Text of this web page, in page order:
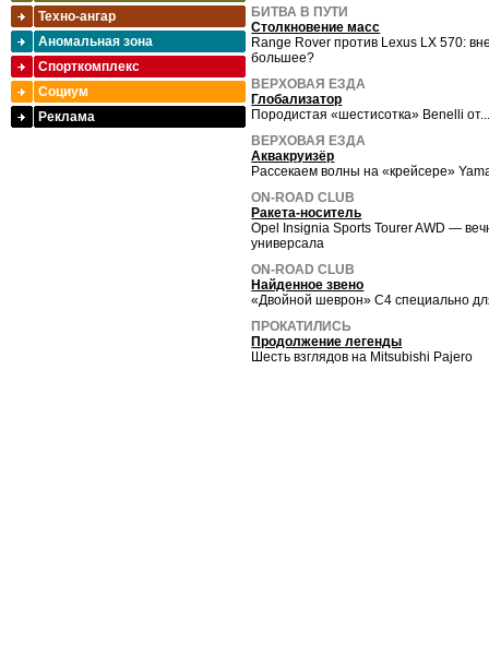
БИТВА В ПУТИ
Столкновение масс
Range Rover против Lexus LX 570:
большее?
ВЕРХОВАЯ ЕЗДА
Глобализатор
Породистая «шестисотка» Benelli
ВЕРХОВАЯ ЕЗДА
Аквакруизёр
Рассекаем волны на «крейсере»
ON-ROAD CLUB
Ракета-носитель
Opel Insignia Sports Tourer AWD —
универсала
ON-ROAD CLUB
Найденное звено
«Двойной шеврон» C4 специально
ПРОКАТИЛИСЬ
Продолжение легенды
Шесть взглядов на Mitsubishi Pajero
Техно-ангар
Аномальная зона
Спорткомплекс
Социум
Реклама